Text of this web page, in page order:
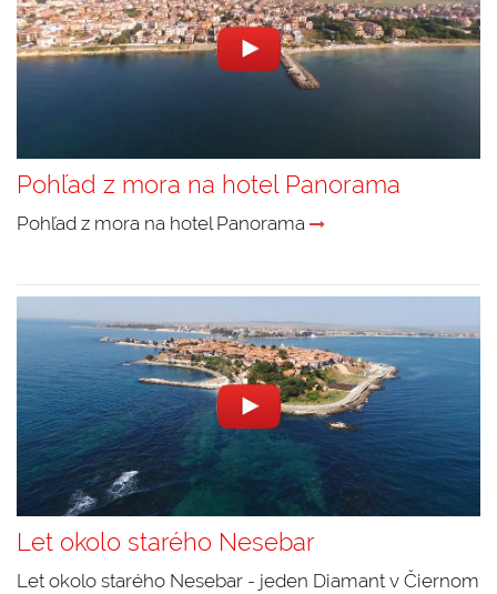
Pohľad z mora na hotel Panorama
Pohľad z mora na hotel Panorama
Let okolo starého Nesebar
Let okolo starého Nesebar - jeden Diamant v Čiernom